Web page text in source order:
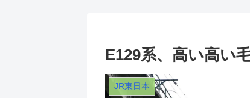
E129系、高い高い
JR東日本